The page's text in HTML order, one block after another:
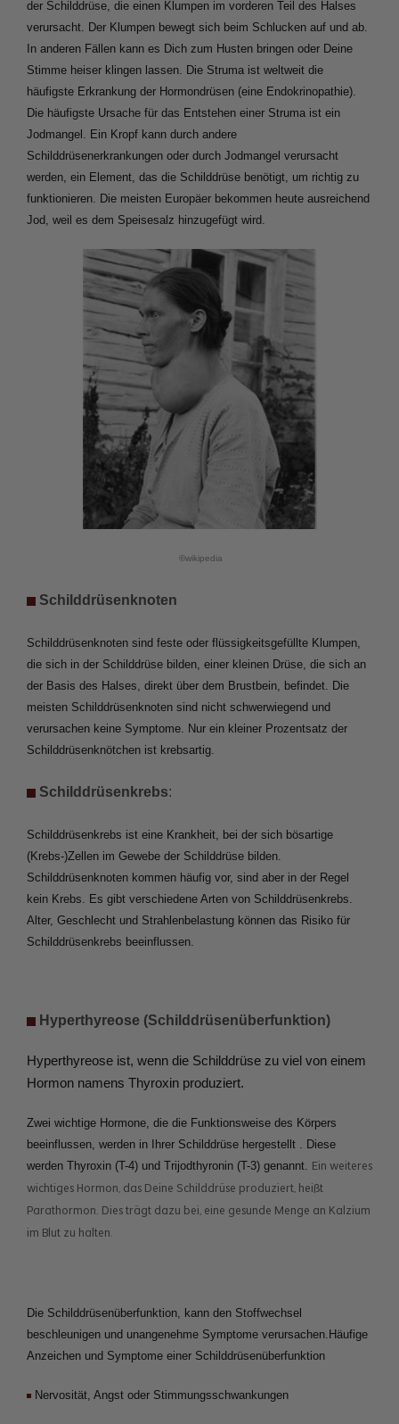
der Schilddrüse, die einen Klumpen im vorderen Teil des Halses
verursacht. Der Klumpen bewegt sich beim Schlucken auf und ab.
In anderen Fällen kann es Dich zum Husten bringen oder Deine
Stimme heiser klingen lassen. Die Struma ist weltweit die
häufigste Erkrankung der Hormondrüsen (eine Endokrinopathie).
Die häufigste Ursache für das Entstehen einer Struma ist ein
Jodmangel. Ein Kropf kann durch andere
Schilddrüsenerkrankungen oder durch Jodmangel verursacht
werden, ein Element, das die Schilddrüse benötigt, um richtig zu
funktionieren. Die meisten Europäer bekommen heute ausreichend
Jod, weil es dem Speisesalz hinzugefügt wird.
©wikipedia
Schilddrüsenknoten
Schilddrüsenknoten sind feste oder flüssigkeitsgefüllte Klumpen,
die sich in der Schilddrüse bilden, einer kleinen Drüse, die sich an
der Basis des Halses, direkt über dem Brustbein, befindet. Die
meisten Schilddrüsenknoten sind nicht schwerwiegend und
verursachen keine Symptome. Nur ein kleiner Prozentsatz der
Schilddrüsenknötchen ist krebsartig.
Schilddrüsenkrebs:
Schilddrüsenkrebs ist eine Krankheit, bei der sich bösartige
(Krebs-)Zellen im Gewebe der Schilddrüse bilden.
Schilddrüsenknoten kommen häufig vor, sind aber in der Regel
kein Krebs. Es gibt verschiedene Arten von Schilddrüsenkrebs.
Alter, Geschlecht und Strahlenbelastung können das Risiko für
Schilddrüsenkrebs beeinflussen.
Hyperthyreose (Schilddrüsenüberfunktion)
Hyperthyreose ist, wenn die Schilddrüse zu viel von einem
Hormon namens Thyroxin produziert.
Zwei wichtige Hormone, die die Funktionsweise des Körpers
beeinflussen, werden in Ihrer Schilddrüse hergestellt . Diese
werden Thyroxin (T-4) und Trijodthyronin (T-3) genannt.
Ein weiteres
wichtiges Hormon, das Deine Schilddrüse produziert, heißt
Parathormon. Dies trägt dazu bei, eine gesunde Menge an Kalzium
im Blut zu halten.
Die Schilddrüsenüberfunktion, kann den Stoffwechsel
beschleunigen und unangenehme Symptome verursachen.Häufige
Anzeichen und Symptome einer Schilddrüsenüberfunktion
Nervosität, Angst oder Stimmungsschwankungen